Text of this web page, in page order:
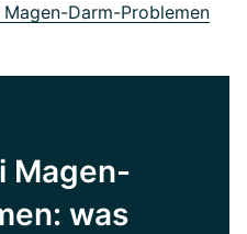
Darm-Problemen
Magen-
was